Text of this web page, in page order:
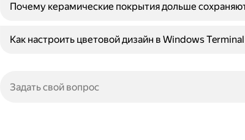
Почему керамические покрытия дольше
Как настроить цветовой дизайн в Windows